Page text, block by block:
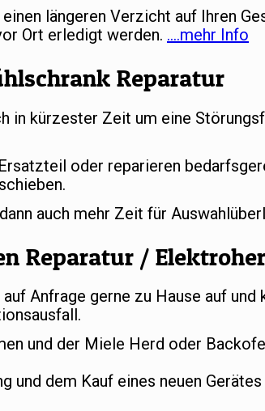
längeren Verzicht auf Ihren
Ort erledigt werden. ….mehr Info
Reparatur
in kürzester Zeit um eine
oder reparieren
auch mehr Zeit für
Reparatur /
Anfrage gerne zu Hause auf und
und der Miele Herd oder
und dem Kauf eines neuen